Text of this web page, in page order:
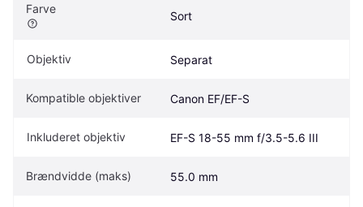
Farve
Sort
Objektiv Separat
Kompatible objektiver Canon EF/EF-S
Inkluderet objektiv EF-S 18-55 mm f/3.5-5.6 III
Brændvidde (maks) 55.0 mm